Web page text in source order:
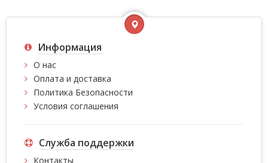
Информация
О нас
Оплата и доставка
Политика Безопасности
Условия соглашения
Служба поддержки
Контакты